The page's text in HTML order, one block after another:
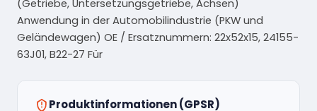
(Getriebe, Untersetzungsgetriebe, Achsen)
Anwendung in der Automobilindustrie (PKW und
Geländewagen) OE / Ersatznummern: 22x52x15, 24155-
63J01, B22-27 Für
Produktinformationen (GPSR)